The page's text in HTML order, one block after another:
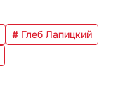
# Глеб Лапицкий